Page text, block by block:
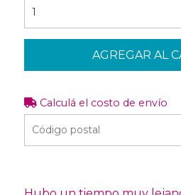
AGREGAR AL
Calculá el costo de envío